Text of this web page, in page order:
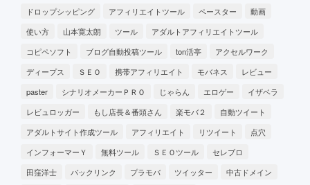
ドロップシッピング
アフィリエイトツール ペースター
動画
使い方
山本寛太朗 ツール
アダルトアフィリエイトツール
コピペソフト
ブログ自動投稿ツール ton活亭
アクセルワーク
ディープス
ＳＥＯ 携帯アフィリエイト モバネス
レビュー
paster
シナリオメーカーＰＲＯ じゃらん エロゲー
イザベラ
レビュロッガー
もし店長＆番頭さん 楽モバ２
自動ツイート
アダルトサイト作成ツール
アフィリエイト リツイート
点穴
インフォーマーＹ
無料ツール ＳＥＯツール
セレブロ
田窪洋士
バックリンク プラモバ ツイッター
中古ドメイン